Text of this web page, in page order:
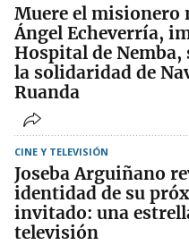
Muere el misionero
Ángel Echeverría,
Hospital de Nemba,
la solidaridad de
Ruanda
CINE Y TELEVISIÓN
Joseba Arguiñano
identidad de su
invitado: una
televisión